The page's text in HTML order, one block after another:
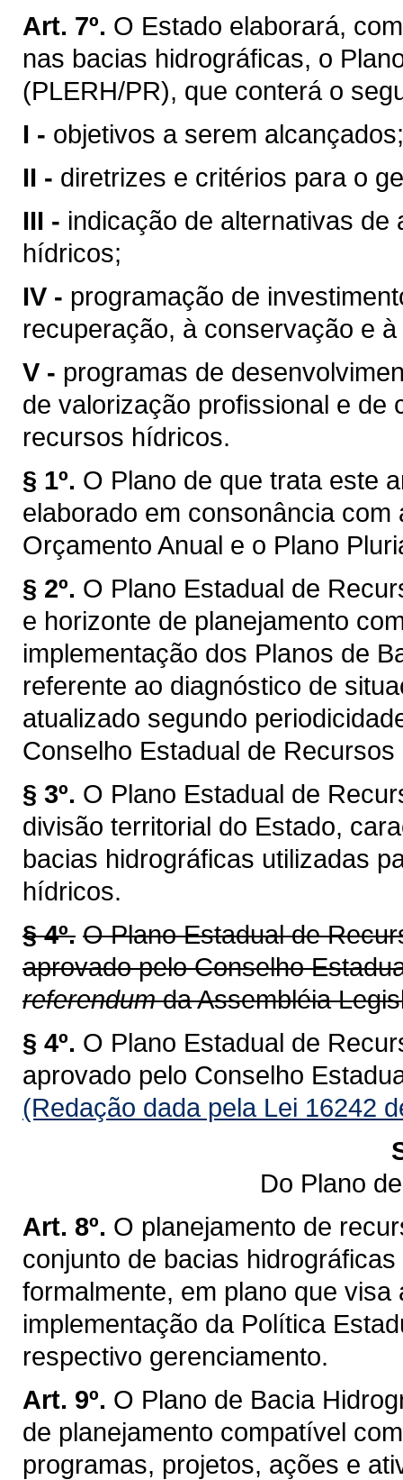
Art. 7º. O Estado elaborará,
nas bacias hidrográficas, o
(PLERH/PR), que conterá o
I - objetivos a serem alcançados;
II - diretrizes e critérios para o
III - indicação de alternativas
hídricos;
IV - programação de
recuperação, à conservação e
V - programas de
de valorização profissional e de
recursos hídricos.
§ 1º. O Plano de que trata este
elaborado em consonância
Orçamento Anual e o Plano
§ 2º. O Plano Estadual de
e horizonte de planejamento
implementação dos Planos de
referente ao diagnóstico de
atualizado segundo
Conselho Estadual de
§ 3º. O Plano Estadual de
divisão territorial do Estado,
bacias hidrográficas utilizadas
hídricos.
§ 4º. O Plano Estadual de
aprovado pelo Conselho
referendumda Assembléia
§ 4º. O Plano Estadual de
aprovado pelo Conselho
(Redação dada pela Lei 16242
Do Plano
Art. 8º. O planejamento de
conjunto de bacias
formalmente, em plano que
implementação da Política
respectivo gerenciamento.
Art. 9º. O Plano de Bacia
de planejamento compatível
programas, projetos, ações e